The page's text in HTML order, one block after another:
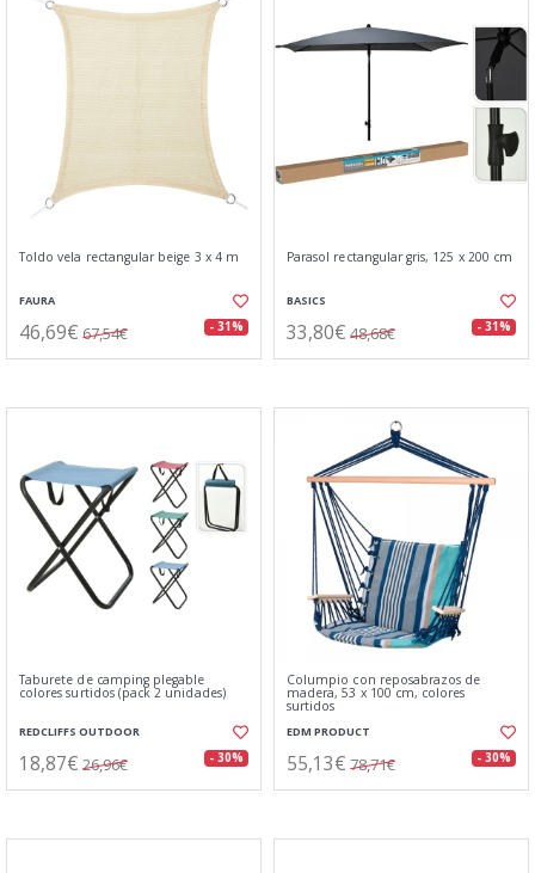
Toldo vela rectangular beige 3 x 4 m
FAURA
46,69€ 67,54€ - 31%
Parasol rectangular gris, 125 x 200 cm
BASICS
33,80€ 48,68€ - 31%
Taburete de camping plegable
colores surtidos (pack 2 unidades)
REDCLIFFS OUTDOOR
18,87€ 26,96€ - 30%
Columpio con reposabrazos de
madera, 53 x 100 cm, colores
surtidos
EDM PRODUCT
55,13€ 78,71€ - 30%